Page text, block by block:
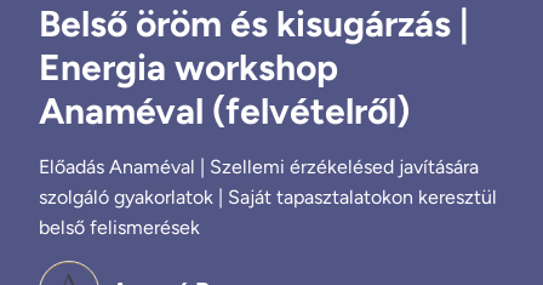
Belső öröm és kisugárzás |
Energia workshop
Anaméval (felvételről)
Előadás Anaméval | Szellemi érzékelésed javítására
szolgáló gyakorlatok | Saját tapasztalatokon keresztül
belső felismerések